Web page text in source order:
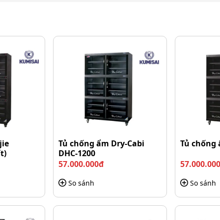
ẩm Fujie AD400 lớn
dàng sắp xếp các thiết bị cần phải bảo quản một
các studio, văn phòng, phòng thí nghiệm hoặc gia
máy quay, tài liệu quan trọng và các thiết bị điện tử
Tủ chống ẩm Dry-Cabi
DHC-1200
57.000.000đ
So sánh
Tủ chống
So sánh